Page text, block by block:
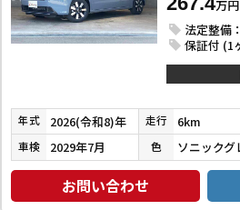
万円
法定整備
保証付 (1
年式 2026(令和8)年 走行 6km
車検 2029年7月 色
お問い合わせ